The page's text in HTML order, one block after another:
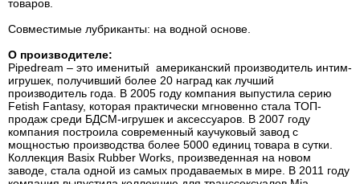
товаров.
Совместимые лубриканты: на водной основе.
О производителе:
Pipedream – это именитый американский производитель интим-
игрушек, получивший более 20 наград как лучший
производитель года. В 2005 году компания выпустила серию
Fetish Fantasy, которая практически мгновенно стала ТОП-
продаж среди БДСМ-игрушек и аксессуаров. В 2007 году
компания построила современный каучуковый завод с
мощностью производства более 5000 единиц товара в сутки.
Коллекция Basix Rubber Works, произведенная на новом
заводе, стала одной из самых продаваемых в мире. В 2011 году